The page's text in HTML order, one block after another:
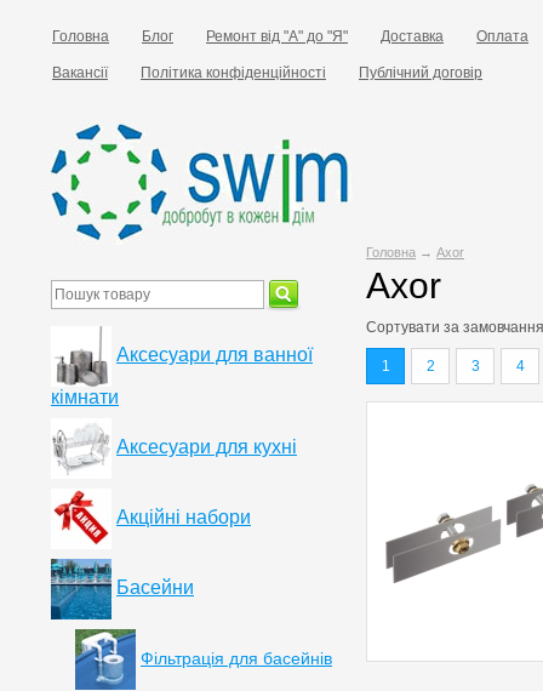
Головна Блог Ремонт від "А" до "Я" Доставка Оплата
Вакансії Політика конфіденційності Публічний договір
Головна → Axor
Axor
Сортувати за
1 2 3 4
Аксесуари для ванної
кімнати
Аксесуари для кухні
Акційні набори
Басейни
Фільтрація для басейнів